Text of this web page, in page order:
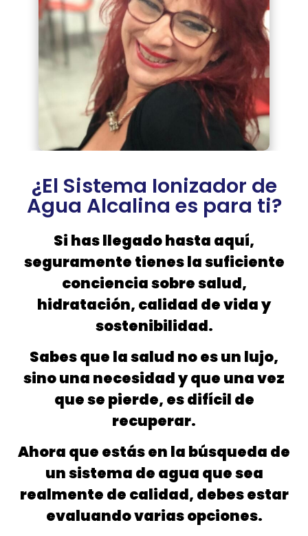
¿El Sistema Ionizador de
Agua Alcalina es para ti?
Si has llegado hasta aquí,
seguramente tienes la suficiente
conciencia sobre salud,
hidratación, calidad de vida y
sostenibilidad.
Sabes que la salud no es un lujo,
sino una necesidad y que una vez
que se pierde, es difícil de
recuperar.
Ahora que estás en la búsqueda de
un sistema de agua que sea
realmente de calidad, debes estar
evaluando varias opciones.